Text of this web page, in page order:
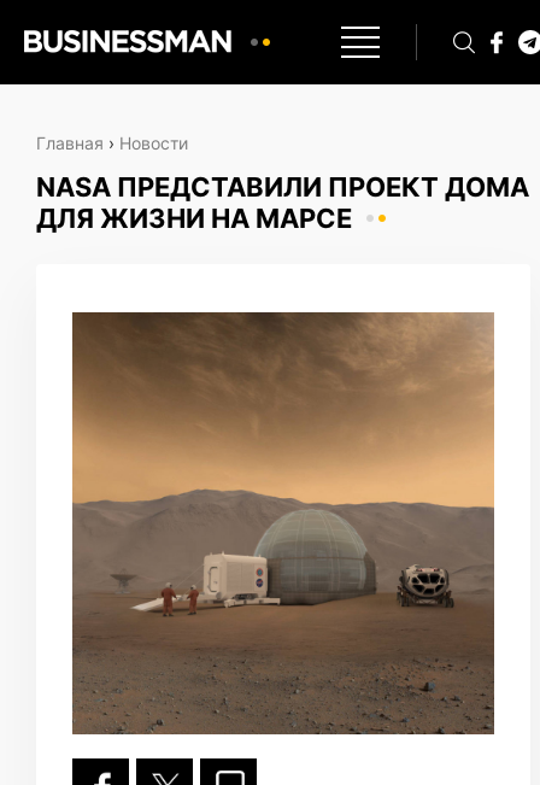
Главная › Новости
NASA ПРЕДСТАВИЛИ ПРОЕКТ ДОМА
ДЛЯ ЖИЗНИ НА МАРСЕ